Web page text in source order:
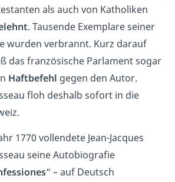
als auch von Katholiken
. Tausende Exemplare seiner
wurden verbrannt. Kurz darauf
das französische Parlament sogar
Haftbefehl gegen den Autor.
floh deshalb sofort in die
1770 vollendete Jean-Jacques
seine Autobiografie
“ – auf Deutsch